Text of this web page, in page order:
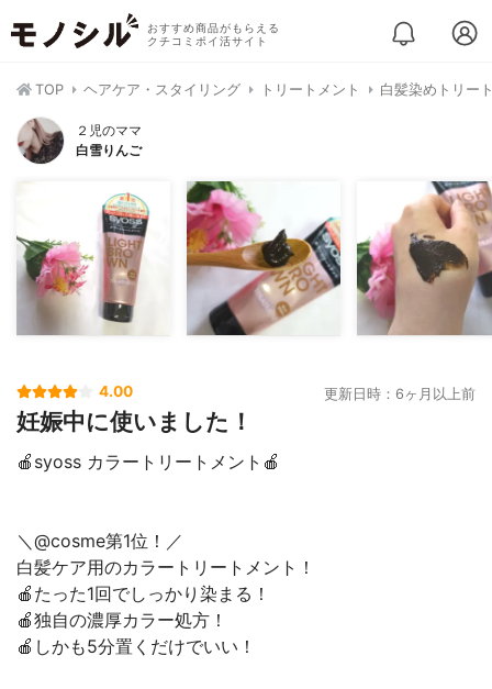
おすすめ商品がもらえる
クチコミポイ活サイト
TOP ヘアケア・スタイリング トリートメント 白髪染めトリー
２児のママ
白雪りんご
4.00 更新日時：6ヶ月以上前
妊娠中に使いました！
🍎syoss カラートリートメント🍎
＼@cosme第1位！／
白髪ケア用のカラートリートメント！
🍎たった1回でしっかり染まる！
🍎独自の濃厚カラー処方！
🍎しかも5分置くだけでいい！